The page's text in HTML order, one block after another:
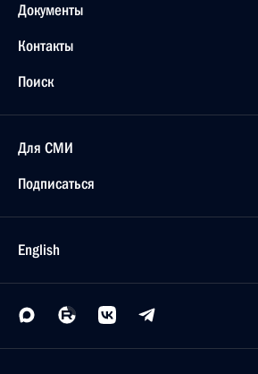
Документы
Контакты
Поиск
Для СМИ
Подписаться
English